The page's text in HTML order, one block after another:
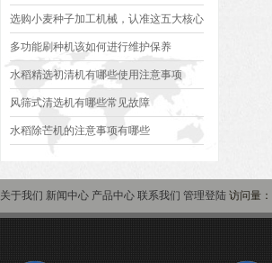
话
选购小麦种子加工机械，认准这五大核心
部件，用十年不出大问题
多功能刷种机该如何进行维护保养
水稻精选初清机有哪些使用注意事项
风筛式清选机有哪些常见故障
水稻除芒机的注意事项有哪些
关于我们 新闻中心 产品中心 联系我们 管理登陆 访问量：